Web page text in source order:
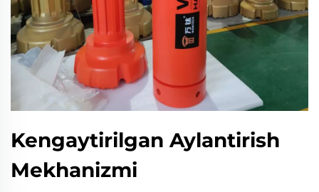
Kengaytirilgan Aylantirish
Mekhanizmi